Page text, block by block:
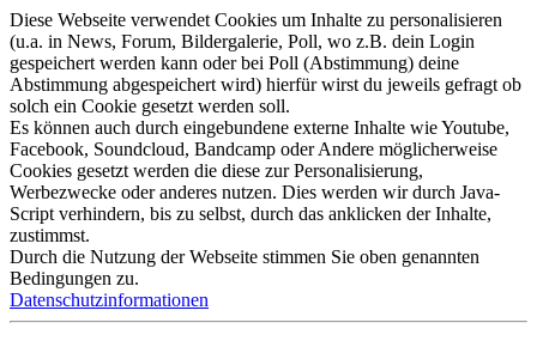
Diese Webseite verwendet Cookies um Inhalte zu personalisieren
(u.a. in News, Forum, Bildergalerie, Poll, wo z.B. dein Login
gespeichert werden kann oder bei Poll (Abstimmung) deine
Abstimmung abgespeichert wird) hierfür wirst du jeweils gefragt ob
solch ein Cookie gesetzt werden soll.
Es können auch durch eingebundene externe Inhalte wie Youtube,
Facebook, Soundcloud, Bandcamp oder Andere möglicherweise
Cookies gesetzt werden die diese zur Personalisierung,
Werbezwecke oder anderes nutzen. Dies werden wir durch Java-
Script verhindern, bis zu selbst, durch das anklicken der Inhalte,
zustimmst.
Durch die Nutzung der Webseite stimmen Sie oben genannten
Bedingungen zu.
Datenschutzinformationen